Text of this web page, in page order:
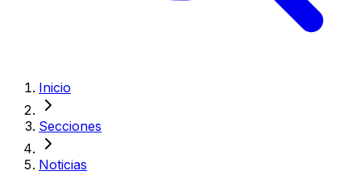
Inicio
Secciones
Noticias